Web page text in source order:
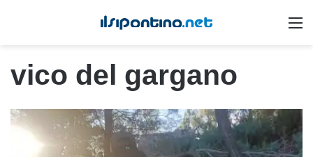
vico del gargano